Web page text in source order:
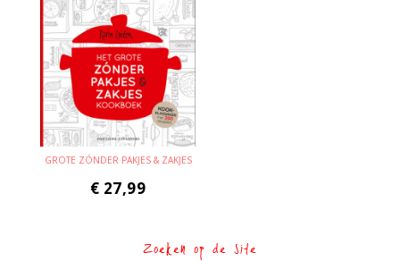
GROTE ZÓNDER PAKJES & ZAKJES
€ 27,99
Zoeken op de site